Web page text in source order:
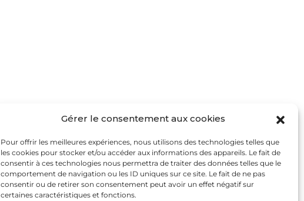
Gérer le consentement aux cookies
Pour offrir les meilleures expériences, nous utilisons des technologies telles que
les cookies pour stocker et/ou accéder aux informations des appareils. Le fait de
consentir à ces technologies nous permettra de traiter des données telles que le
comportement de navigation ou les ID uniques sur ce site. Le fait de ne pas
consentir ou de retirer son consentement peut avoir un effet négatif sur
certaines caractéristiques et fonctions.